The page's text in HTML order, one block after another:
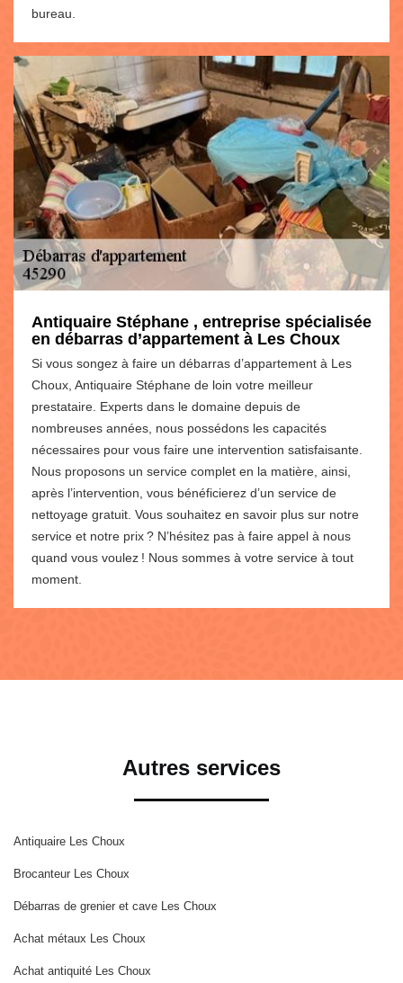
bureau.
Antiquaire Stéphane , entreprise spécialisée
en débarras d’appartement à Les Choux
Si vous songez à faire un débarras d’appartement à Les
Choux, Antiquaire Stéphane de loin votre meilleur
prestataire. Experts dans le domaine depuis de
nombreuses années, nous possédons les capacités
nécessaires pour vous faire une intervention satisfaisante.
Nous proposons un service complet en la matière, ainsi,
après l’intervention, vous bénéficierez d’un service de
nettoyage gratuit. Vous souhaitez en savoir plus sur notre
service et notre prix ? N’hésitez pas à faire appel à nous
quand vous voulez ! Nous sommes à votre service à tout
moment.
Autres services
Antiquaire Les Choux
Brocanteur Les Choux
Débarras de grenier et cave Les Choux
Achat métaux Les Choux
Achat antiquité Les Choux